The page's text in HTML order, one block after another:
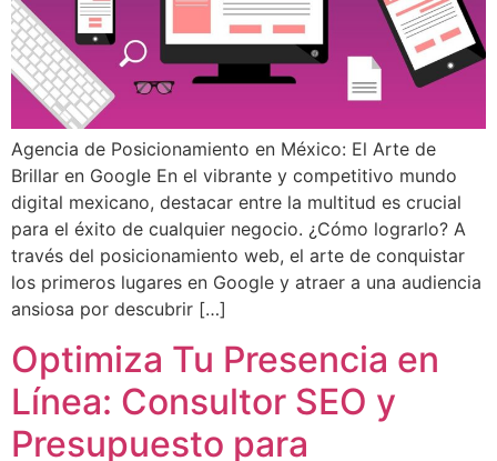
Agencia de Posicionamiento en México: El Arte de
Brillar en Google En el vibrante y competitivo mundo
digital mexicano, destacar entre la multitud es crucial
para el éxito de cualquier negocio. ¿Cómo lograrlo? A
través del posicionamiento web, el arte de conquistar
los primeros lugares en Google y atraer a una audiencia
ansiosa por descubrir […]
Optimiza Tu Presencia en
Línea: Consultor SEO y
Presupuesto para